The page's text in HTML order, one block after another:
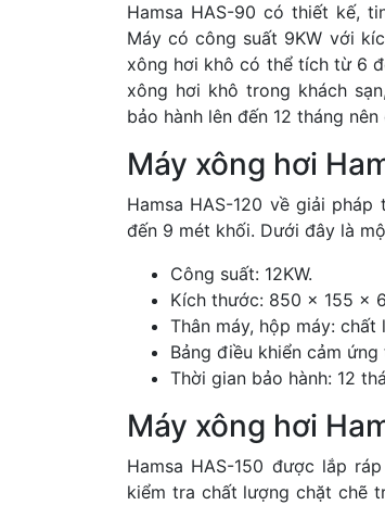
Hamsa HAS-90 có thiết kế,
Máy có công suất 9KW với
xông hơi khô có thể tích từ 6
xông hơi khô trong khách
bảo hành lên đến 12 tháng
Máy xông hơi
Hamsa HAS-120 về giải
đến 9 mét khối. Dưới đây là
Công suất: 12KW.
Kích thước: 850 x 155 x
Thân máy, hộp máy: chất
Bảng điều khiển cảm ứng
Thời gian bảo hành: 12
Máy xông hơi
Hamsa HAS-150 được lắp
kiểm tra chất lượng chặt chẽ